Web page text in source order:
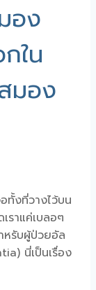
อง
ใน
มอง
ทั้งที่วางไว้บน
ราแค่เบลอๆ
หรับผู้ป่วยอัล
นี่เป็นเรื่อง